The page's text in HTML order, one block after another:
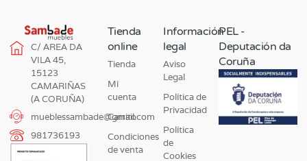
C/ AREA DA
VILA 45,
15123
CAMARIÑAS
(A CORUÑA)
mueblessambade@gmail.com
981736193
Tienda
online
Tienda
Mi
cuenta
Carrito
Condiciones
de venta
Información
legal
Aviso
Legal
Política de
Privacidad
Política
de
Cookies
PEL -
Deputación da
Coruña